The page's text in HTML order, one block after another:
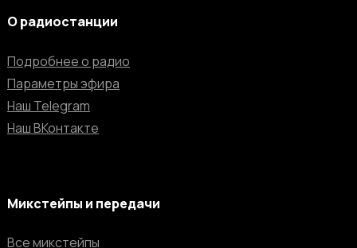
О радиостанции
Подробнее о радио
Параметры эфира
Наш Telegram
Наш ВКонтакте
Микстейпы и передачи
Все микстейпы